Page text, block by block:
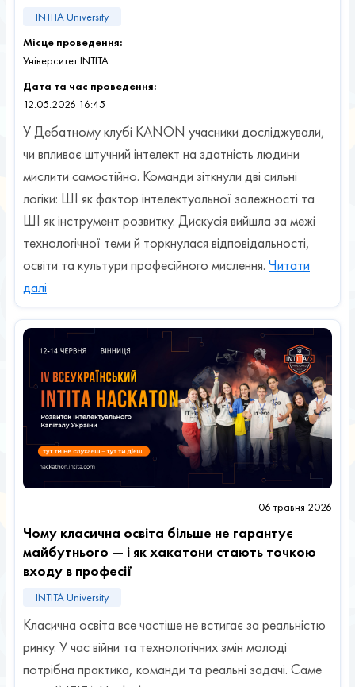
INTITA University
Місце проведення:
Університет INTITA
Дата та час проведення:
12.05.2026 16:45
У Дебатному клубі KANON учасники досліджували,
чи впливає штучний інтелект на здатність людини
мислити самостійно. Команди зіткнули дві сильні
логіки: ШІ як фактор інтелектуальної залежності та
ШІ як інструмент розвитку. Дискусія вийшла за межі
технологічної теми й торкнулася відповідальності,
освіти та культури професійного мислення. Читати
далі
06 травня 2026
Чому класична освіта більше не гарантує
майбутнього — і як хакатони стають точкою
входу в професії
INTITA University
Класична освіта все частіше не встигає за реальністю
ринку. У час війни та технологічних змін молоді
потрібна практика, команди та реальні задачі. Саме